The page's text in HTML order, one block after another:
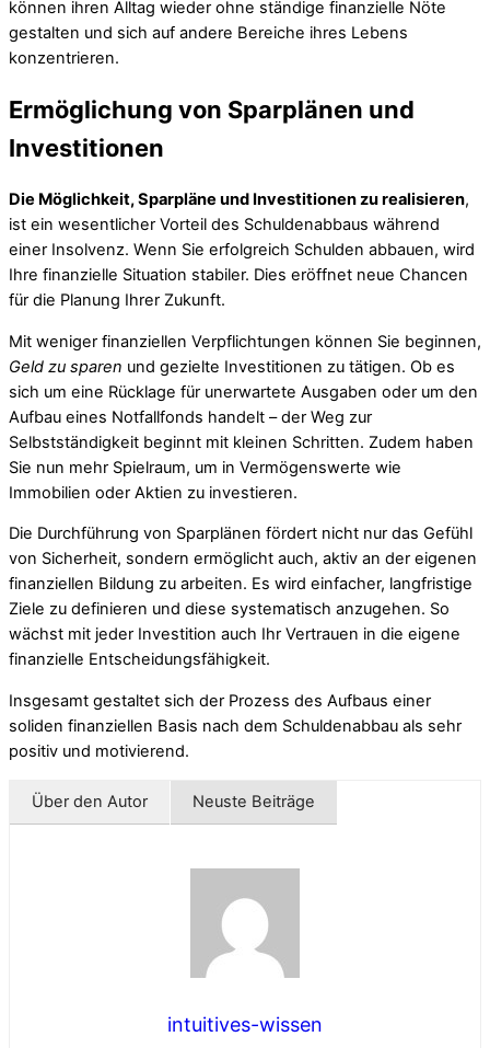
können ihren Alltag wieder ohne ständige finanzielle Nöte
gestalten und sich auf andere Bereiche ihres Lebens
konzentrieren.
Ermöglichung von Sparplänen und
Investitionen
Die Möglichkeit, Sparpläne und Investitionen zu realisieren,
ist ein wesentlicher Vorteil des Schuldenabbaus während
einer Insolvenz. Wenn Sie erfolgreich Schulden abbauen, wird
Ihre finanzielle Situation stabiler. Dies eröffnet neue Chancen
für die Planung Ihrer Zukunft.
Mit weniger finanziellen Verpflichtungen können Sie beginnen,
Geld zu sparen und gezielte Investitionen zu tätigen. Ob es
sich um eine Rücklage für unerwartete Ausgaben oder um den
Aufbau eines Notfallfonds handelt – der Weg zur
Selbstständigkeit beginnt mit kleinen Schritten. Zudem haben
Sie nun mehr Spielraum, um in Vermögenswerte wie
Immobilien oder Aktien zu investieren.
Die Durchführung von Sparplänen fördert nicht nur das Gefühl
von Sicherheit, sondern ermöglicht auch, aktiv an der eigenen
finanziellen Bildung zu arbeiten. Es wird einfacher, langfristige
Ziele zu definieren und diese systematisch anzugehen. So
wächst mit jeder Investition auch Ihr Vertrauen in die eigene
finanzielle Entscheidungsfähigkeit.
Insgesamt gestaltet sich der Prozess des Aufbaus einer
soliden finanziellen Basis nach dem Schuldenabbau als sehr
positiv und motivierend.
Über den Autor Neuste Beiträge
intuitives-wissen